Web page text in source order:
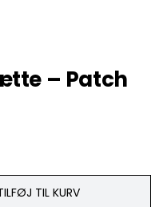
– Patch
TIL KURV